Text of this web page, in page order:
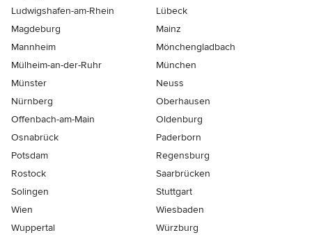
Ludwigshafen-am-Rhein
Lübeck
Magdeburg
Mainz
Mannheim
Mönchen­gladbach
Mülheim-an-der-Ruhr
München
Münster
Neuss
Nürnberg
Oberhausen
Offenbach-am-Main
Oldenburg
Osnabrück
Paderborn
Potsdam
Regensburg
Rostock
Saarbrücken
Solingen
Stuttgart
Wien
Wiesbaden
Wuppertal
Würzburg